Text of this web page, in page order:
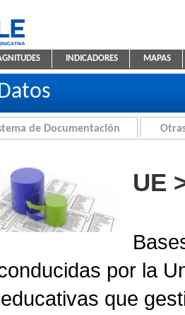
Estadística Educativa
INDICADORES MAPAS
de Documentación
UE
por la
que